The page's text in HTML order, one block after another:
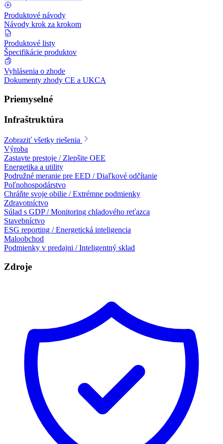
Produktové návody
Návody krok za krokom
Produktové listy
Špecifikácie produktov
Vyhlásenia o zhode
Dokumenty zhody CE a UKCA
Priemyselné
Infraštruktúra
Zobraziť všetky riešenia
Výroba
Zastavte prestoje / Zlepšite OEE
Energetika a utility
Podružné meranie pre EED / Diaľkové odčítanie
Poľnohospodárstvo
Chráňte svoje obilie / Extrémne podmienky
Zdravotníctvo
Súlad s GDP / Monitoring chladového reťazca
Stavebníctvo
ESG reporting / Energetická inteligencia
Maloobchod
Podmienky v predajni / Inteligentný sklad
Zdroje